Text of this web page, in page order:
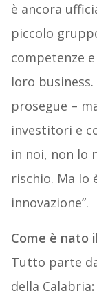
è ancora
piccolo
competenze
loro business.
prosegue –
investitori e
in noi, non lo
rischio. Ma lo
innovazione”.
Come è nato
Tutto parte
della Calabria